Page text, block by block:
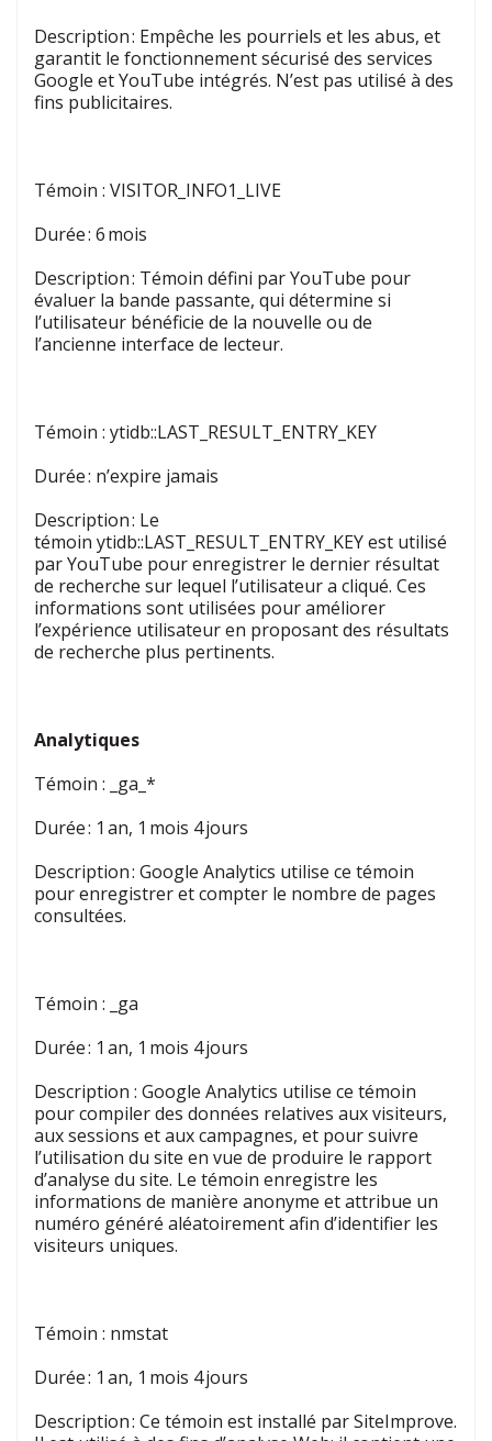
Description : Empêche les pourriels et les abus, et
garantit le fonctionnement sécurisé des services
Google et YouTube intégrés. N’est pas utilisé à des
fins publicitaires.
Témoin : VISITOR_INFO1_LIVE
Durée : 6 mois
Description : Témoin défini par YouTube pour
évaluer la bande passante, qui détermine si
l’utilisateur bénéficie de la nouvelle ou de
l’ancienne interface de lecteur.
Témoin : ytidb::LAST_RESULT_ENTRY_KEY
Durée : n’expire jamais
Description : Le
témoin ytidb::LAST_RESULT_ENTRY_KEY est utilisé
par YouTube pour enregistrer le dernier résultat
de recherche sur lequel l’utilisateur a cliqué. Ces
informations sont utilisées pour améliorer
l’expérience utilisateur en proposant des résultats
de recherche plus pertinents.
Analytiques
Témoin : _ga_*
Durée : 1 an, 1 mois 4 jours
Description : Google Analytics utilise ce témoin
pour enregistrer et compter le nombre de pages
consultées.
Témoin : _ga
Durée : 1 an, 1 mois 4 jours
Description : Google Analytics utilise ce témoin
pour compiler des données relatives aux visiteurs,
aux sessions et aux campagnes, et pour suivre
l’utilisation du site en vue de produire le rapport
d’analyse du site. Le témoin enregistre les
informations de manière anonyme et attribue un
numéro généré aléatoirement afin d’identifier les
visiteurs uniques.
Témoin : nmstat
Durée : 1 an, 1 mois 4 jours
Description : Ce témoin est installé par SiteImprove.